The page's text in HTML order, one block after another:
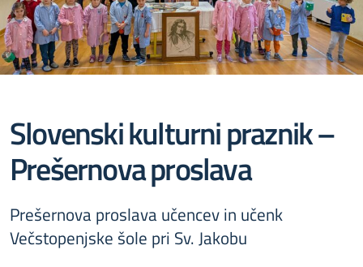
Slovenski kulturni praznik –
Prešernova proslava
Prešernova proslava učencev in učenk
Večstopenjske šole pri Sv. Jakobu